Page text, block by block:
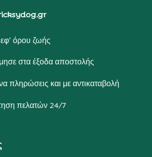
όρου ζωής
στα έξοδα αποστολής
πληρώσεις και με αντικαταβολή
πελατών 24/7